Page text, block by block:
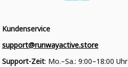
Kundenservice
support@runwayactive.store
Support-Zeit: Mo.–Sa.: 9:00–18:00 Uhr